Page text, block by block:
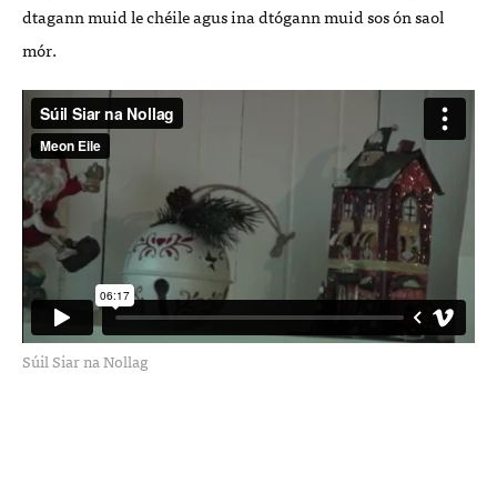
dtagann muid le chéile agus ina dtógann muid sos ón saol
mór.
Súil Siar na Nollag